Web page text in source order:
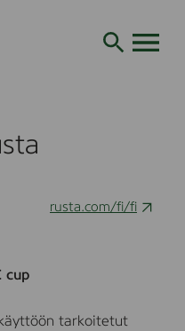
Siirry
rusta.com/fi/fi
cup
tarkoitetut